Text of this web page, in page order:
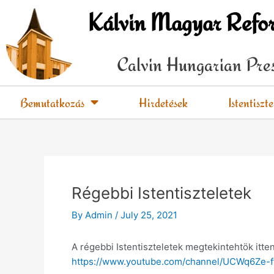
content
Kálvin Magyar
Calvin Hungarian
Bemutatkozás Hirdetések
Régebbi Istentiszteletek
By Admin / July 25, 2021
A régebbi Istentiszteletek megtekintehtök
https://www.youtube.com/channel/UCWq6Ze-